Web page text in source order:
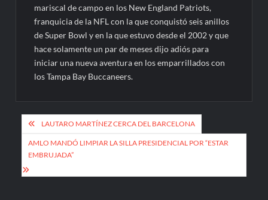
mariscal de campo en los New England Patriots,
franquicia de la NFL con la que conquistó seis anillos
de Super Bowl y en la que estuvo desde el 2002 y que
hace solamente un par de meses dijo adiós para
iniciar una nueva aventura en los emparrillados con
los Tampa Bay Buccaneers.
Navegación
de
entradas
LAUTARO MARTÍNEZ CERCA DEL BARCELONA
AMLO MANDÓ LIMPIAR LA SILLA PRESIDENCIAL POR “ESTAR
EMBRUJADA”